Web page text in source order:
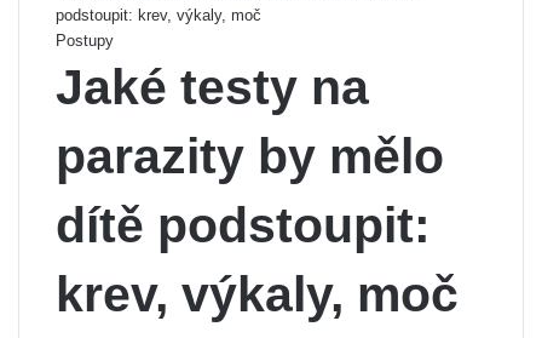
podstoupit: krev, výkaly, moč
Postupy
Jaké testy na
parazity by mělo
dítě podstoupit:
krev, výkaly, moč